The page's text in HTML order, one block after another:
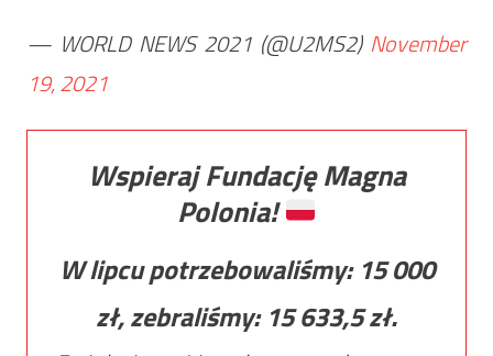
— WORLD NEWS 2021 (@U2MS2) November
19, 2021
Wspieraj Fundację Magna
Polonia!
W lipcu potrzebowaliśmy: 15 000
zł, zebraliśmy: 15 633,5zł.